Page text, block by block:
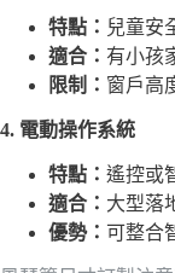
特點： 兒童安
適合： 有小孩
限制： 窗戶高
4. 電動操作系統
特點： 遙控或
適合： 大型落
優勢： 可整合